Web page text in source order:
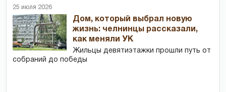
25 июля 2026
Дом, который выбрал новую
жизнь: челнинцы рассказали,
как меняли УК
Жильцы девятиэтажки прошли путь от
собраний до победы